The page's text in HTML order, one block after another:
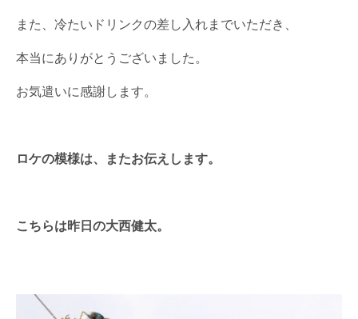
また、冷たいドリンクの差し入れまでいただき、
本当にありがとうございました。
お気遣いに感謝します。
ロケの模様は、またお伝えします。
こちらは昨日の大西健太。